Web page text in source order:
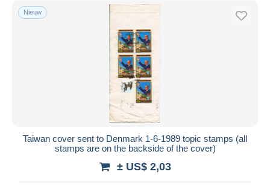
Nieuw
Taiwan cover sent to Denmark 1-6-1989 topic stamps (all
stamps are on the backside of the cover)
± US$ 2,03